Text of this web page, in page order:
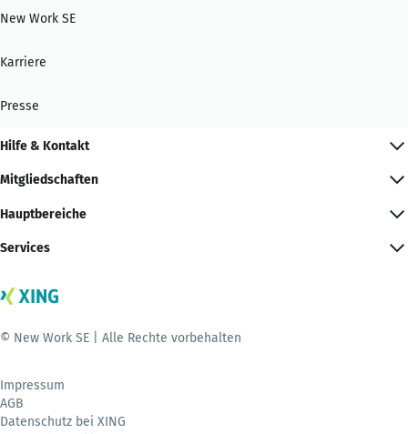
New Work SE
Karriere
Presse
Hilfe & Kontakt
Mitgliedschaften
Hauptbereiche
Services
© New Work SE | Alle Rechte vorbehalten
Impressum
AGB
Datenschutz bei XING